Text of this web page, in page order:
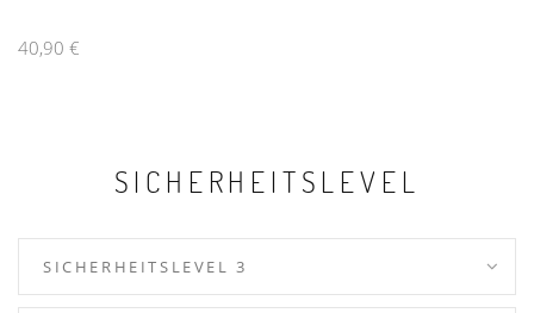
40,90 €
SICHERHEITSLEVEL
SICHERHEITSLEVEL 3